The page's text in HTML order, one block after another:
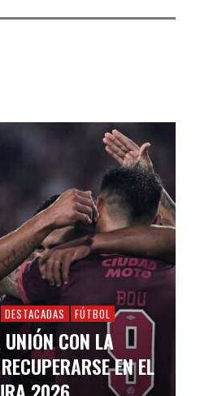
DESTACADAS FÚTBOL
CON LA
EN EL